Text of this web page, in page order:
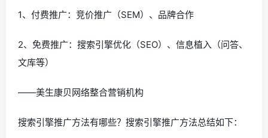
1、付费推广：竞价推广（SEM）、品牌合作
2、免费推广：搜索引擎优化（SEO）、信息植入（问答、
文库等）
——美生康贝网络整合营销机构
搜索引擎推广方法有哪些？搜索引擎推广方法总结如下：